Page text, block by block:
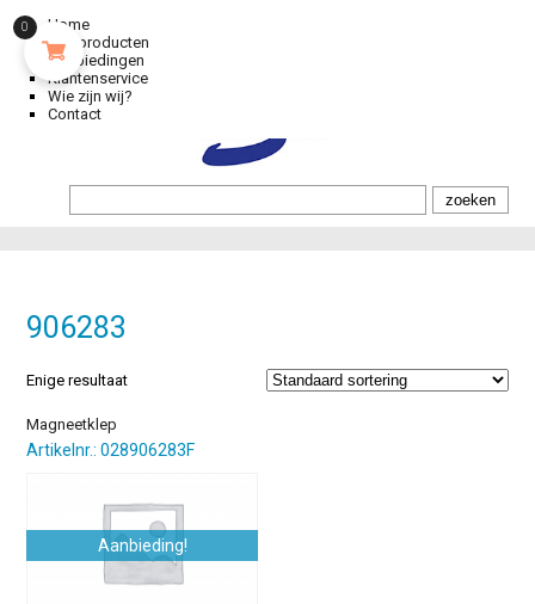
Home
Alle producten
Aanbiedingen
Klantenservice
Wie zijn wij?
Contact
906283
Enige resultaat
Magneetklep
Artikelnr.: 028906283F
Aanbieding!
0